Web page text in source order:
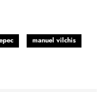
manuel vilchis